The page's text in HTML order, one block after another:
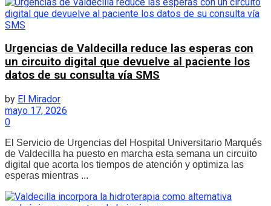
Urgencias de Valdecilla reduce las esperas con
un circuito digital que devuelve al paciente los
datos de su consulta vía SMS
by El Mirador
mayo 17, 2026
0
El Servicio de Urgencias del Hospital Universitario Marqués
de Valdecilla ha puesto en marcha esta semana un circuito
digital que acorta los tiempos de atención y optimiza las
esperas mientras ...